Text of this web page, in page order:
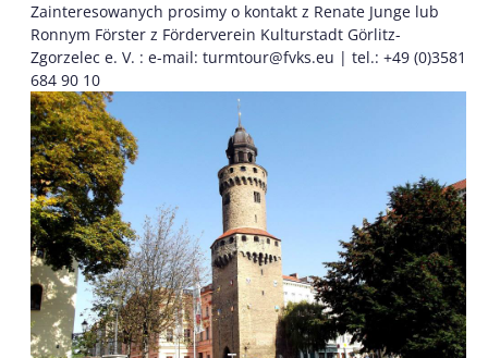
Zainteresowanych prosimy o kontakt z Renate Junge lub
Ronnym Förster z Förderverein Kulturstadt Görlitz-
Zgorzelec e. V. : e-mail: turmtour@fvks.eu | tel.: +49 (0)3581
684 90 10